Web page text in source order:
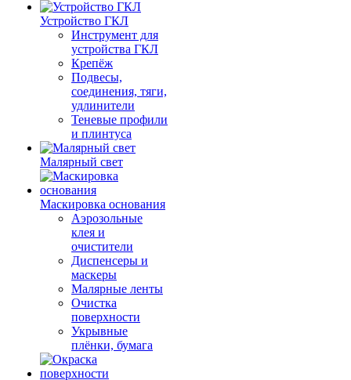
Устройство ГКЛ
Инструмент для
устройства ГКЛ
Крепёж
Подвесы,
соединения, тяги,
удлинители
Теневые профили
и плинтуса
Малярный свет
Маскировка основания
Аэрозольные
клея и
очистители
Диспенсеры и
маскеры
Малярные ленты
Очистка
поверхности
Укрывные
плёнки, бумага